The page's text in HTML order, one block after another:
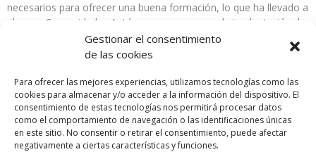
Gestionar el consentimiento
de las cookies
Para ofrecer las mejores experiencias, utilizamos tecnologías como las
cookies para almacenar y/o acceder a la información del dispositivo. El
consentimiento de estas tecnologías nos permitirá procesar datos
como el comportamiento de navegación o las identificaciones únicas
en este sitio. No consentir o retirar el consentimiento, puede afectar
negativamente a ciertas características y funciones.
necesarios para ofrecer una buena formación, lo que ha llevado a
algunas Comunidades Autónomas a posponer la implantación de
dicho ciclo a la espera de lograr la formación adecuada para su
El interés suscitado por este Congreso se ve reflejado en la
excelente respuesta por parte de los centros que han
manifestado su intención de asistir, ya que contaremos con
representantes de prácticamente todas las Comunidades
Autónomas de España.